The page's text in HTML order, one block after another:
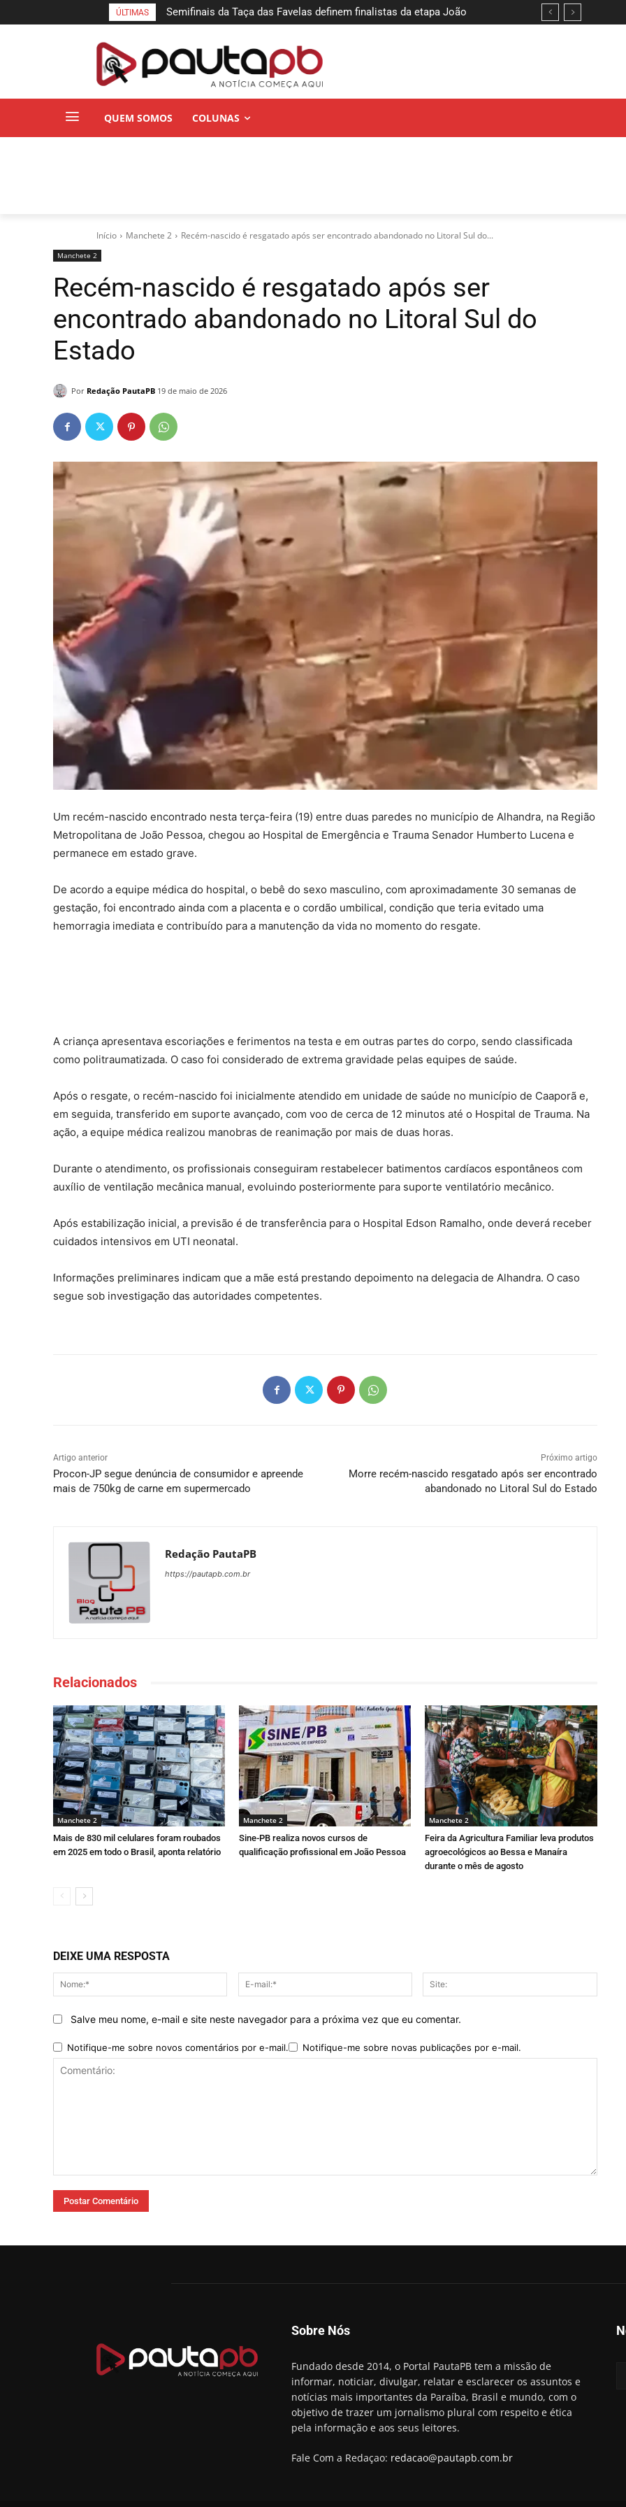
ÚLTIMAS
Semifinais da Taça das Favelas definem finalistas da etapa João
QUEM SOMOS COLUNAS
Início Manchete 2 Recém-nascido é resgatado após ser encontrado abandonado no Litoral Sul do...
Manchete 2
Recém-nascido é resgatado após ser
encontrado abandonado no Litoral Sul do
Estado
Por Redação PautaPB 19 de maio de 2026
Um recém-nascido encontrado nesta terça-feira (19) entre duas paredes no município de Alhandra, na Região
Metropolitana de João Pessoa, chegou ao Hospital de Emergência e Trauma Senador Humberto Lucena e
permanece em estado grave.
De acordo a equipe médica do hospital, o bebê do sexo masculino, com aproximadamente 30 semanas de
gestação, foi encontrado ainda com a placenta e o cordão umbilical, condição que teria evitado uma
hemorragia imediata e contribuído para a manutenção da vida no momento do resgate.
A criança apresentava escoriações e ferimentos na testa e em outras partes do corpo, sendo classificada
como politraumatizada. O caso foi considerado de extrema gravidade pelas equipes de saúde.
Após o resgate, o recém-nascido foi inicialmente atendido em unidade de saúde no município de Caaporã e,
em seguida, transferido em suporte avançado, com voo de cerca de 12 minutos até o Hospital de Trauma. Na
ação, a equipe médica realizou manobras de reanimação por mais de duas horas.
Durante o atendimento, os profissionais conseguiram restabelecer batimentos cardíacos espontâneos com
auxílio de ventilação mecânica manual, evoluindo posteriormente para suporte ventilatório mecânico.
Após estabilização inicial, a previsão é de transferência para o Hospital Edson Ramalho, onde deverá receber
cuidados intensivos em UTI neonatal.
Informações preliminares indicam que a mãe está prestando depoimento na delegacia de Alhandra. O caso
segue sob investigação das autoridades competentes.
Artigo anterior
Procon-JP segue denúncia de consumidor e apreende
mais de 750kg de carne em supermercado
Próximo artigo
Morre recém-nascido resgatado após ser encontrado
abandonado no Litoral Sul do Estado
Redação PautaPB
https://pautapb.com.br
Relacionados
Manchete 2
Mais de 830 mil celulares foram roubados
em 2025 em todo o Brasil, aponta relatório
Manchete 2
Sine-PB realiza novos cursos de
qualificação profissional em João Pessoa
Manchete 2
Feira da Agricultura Familiar leva produtos
agroecológicos ao Bessa e Manaíra
durante o mês de agosto
DEIXE UMA RESPOSTA
Nome:*
mail:*
Salve meu nome, e-mail e site neste navegador para a próxima vez que eu comentar.
Notifique-me sobre novos comentários por e-mail. Notifique-me sobre novas publicações por e-mail.
Sobre Nós
Fundado desde 2014, o Portal PautaPB tem a missão de
informar, noticiar, divulgar, relatar e esclarecer os assuntos e
notícias mais importantes da Paraíba, Brasil e mundo, com o
objetivo de trazer um jornalismo plural com respeito e ética
pela informação e aos seus leitores.
Fale Com a Redaçao: redacao@pautapb.com.br